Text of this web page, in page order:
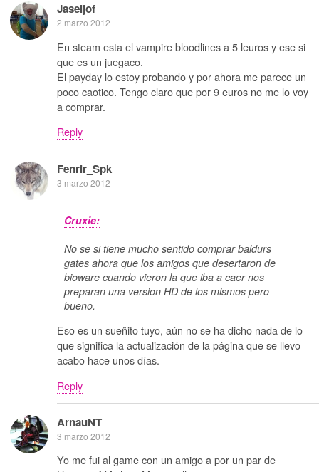
Jaseljof
2 marzo 2012
En steam esta el vampire bloodlines a 5 leuros y ese si
que es un juegaco.
El payday lo estoy probando y por ahora me parece un
poco caotico. Tengo claro que por 9 euros no me lo voy
a comprar.
Reply
Fenrir_Spk
3 marzo 2012
Cruxie:
No se si tiene mucho sentido comprar baldurs
gates ahora que los amigos que desertaron de
bioware cuando vieron la que iba a caer nos
preparan una version HD de los mismos pero
bueno.
Eso es un sueñito tuyo, aún no se ha dicho nada de lo
que significa la actualización de la página que se llevo
acabo hace unos días.
Reply
ArnauNT
3 marzo 2012
Yo me fui al game con un amigo a por un par de